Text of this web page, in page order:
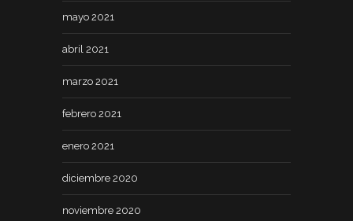
mayo 2021
abril 2021
marzo 2021
febrero 2021
enero 2021
diciembre 2020
noviembre 2020